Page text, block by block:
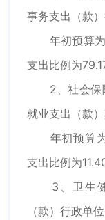
事务支出（款
年初预算为
支出比例为
2、社会保障
就业支出（款
年初预算为
支出比例为
3、卫生健
（款）行政单